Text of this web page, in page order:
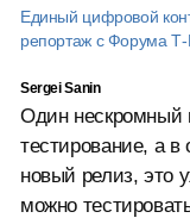
Единый цифровой
репортаж с Форума
Sergei Sanin
Один нескромный
тестирование, а в
новый релиз, это
можно